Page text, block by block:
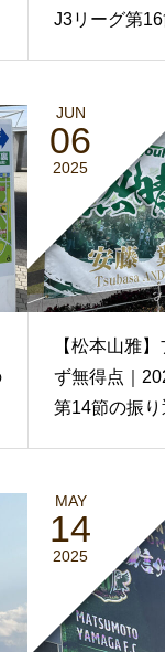
J3リーグ第
JUN
06
2025
【松本山雅
ず無得点｜
第14節の振り
MAY
14
2025